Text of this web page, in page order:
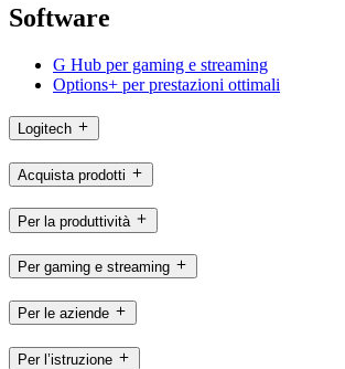
Software
G Hub per gaming e streaming
Options+ per prestazioni ottimali
Logitech
Acquista prodotti
Per la produttività
Per gaming e streaming
Per le aziende
Per l’istruzione